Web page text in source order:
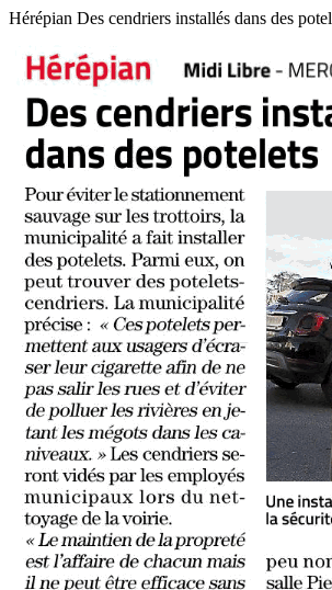
Hérépian Des cendriers installés dans des